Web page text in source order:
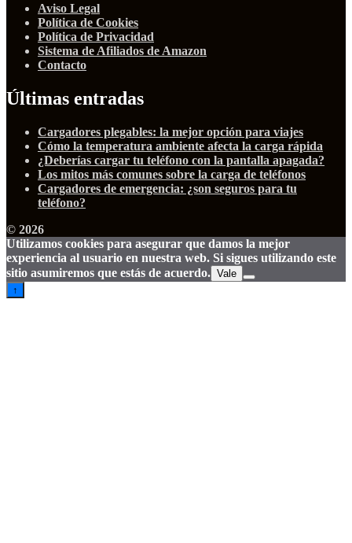
Aviso Legal
Política de Cookies
Política de Privacidad
Sistema de Afiliados de Amazon
Contacto
Últimas entradas
Cargadores plegables: la mejor opción para viajes
Cómo la temperatura ambiente afecta la carga rápida
¿Deberías cargar tu teléfono con la pantalla apagada?
Los mitos más comunes sobre la carga de teléfonos
Cargadores de emergencia: ¿son seguros para tu
teléfono?
© 2026
Utilizamos cookies para asegurar que damos la mejor
experiencia al usuario en nuestra web. Si sigues utilizando este
sitio asumiremos que estás de acuerdo. Vale
↑